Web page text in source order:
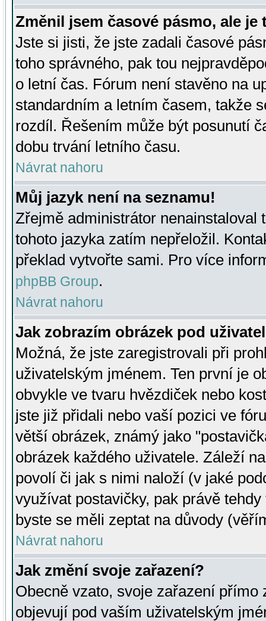
Změnil jsem časové pásmo, ale je
Jste si jisti, že jste zadali časové
toho správného, pak tou
o letní čas. Fórum není stavěno na
standardním a letním časem, takže
rozdíl. Řešením může být posunutí
dobu trvání letního času.
Návrat nahoru
Můj jazyk není na seznamu!
Zřejmě administrátor nenainstaloval
tohoto jazyka zatím nepřeložil.
překlad vytvořte sami. Pro více
phpBB Group.
Návrat nahoru
Jak zobrazím obrázek pod
Možná, že jste zaregistrovali při
uživatelským jménem. Ten první je
obvykle ve tvaru hvězdiček nebo
jste již přidali nebo vaší pozici ve
větší obrázek, známý jako
obrázek každého uživatele. Záleží
povolí či jak s nimi naloží (v jaké
využívat postavičky, pak právě
byste se měli zeptat na důvody
Návrat nahoru
Jak změní svoje zařazení?
Obecně vzato, svoje zařazení přímo
objevují pod vaším uživatelským